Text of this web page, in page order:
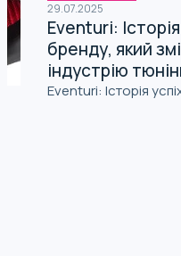
29.07.2025
Eventuri:
бренду, який
індустрію
Eventuri: Історія